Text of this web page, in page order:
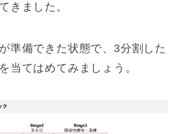
きました。
準備できた状態で、3分割した
当てはめてみましょう。